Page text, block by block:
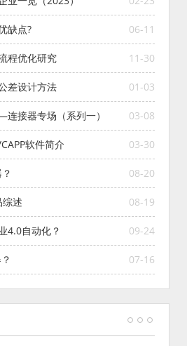
06-11
缺点?
11-30
程优化研究
01-03
差设计方法
03-08
接器专场（系列一）
03-30
软件简介
08-20
08-19
综述
09-24
4.0自动化？
07-16